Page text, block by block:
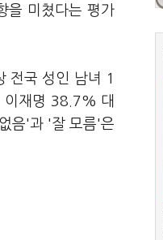
을 미쳤다는 평가
전국 성인 남녀 1
이재명 38.7% 대
음'과 '잘 모름'은